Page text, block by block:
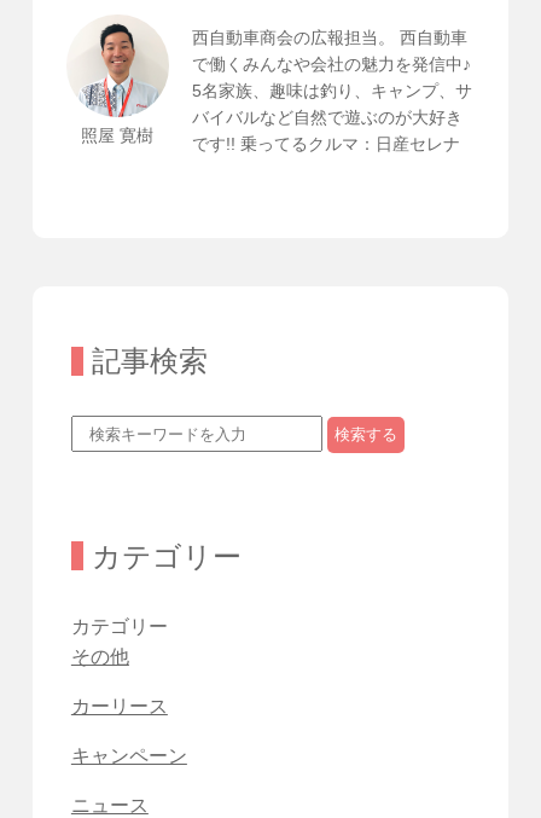
照屋 寛樹
西自動車商会の広報担当。 西自動車
で働くみんなや会社の魅力を発信中♪
5名家族、趣味は釣り、キャンプ、サ
バイバルなど自然で遊ぶのが大好き
です!! 乗ってるクルマ：日産セレナ
記事検索
検索する
カテゴリー
カテゴリー
その他
カーリース
キャンペーン
ニュース